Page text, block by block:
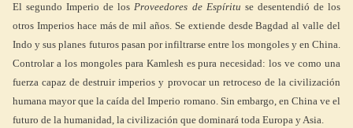
El segundo Imperio de losProveedores de Espíritu se desentendió de los
otros Imperios hace más de mil años. Se extiende desde Bagdad al valle del
Indo y sus planes futuros pasan por infiltrarse entre los mongoles y en China.
Controlar a los mongoles para Kamlesh es pura necesidad: los ve como una
fuerza capaz de destruir imperios y provocar un retroceso de la civilización
humana mayor que la caída del Imperio romano. Sin embargo, en China ve el
futuro de la humanidad, la civilización que dominará toda Europa y Asia.